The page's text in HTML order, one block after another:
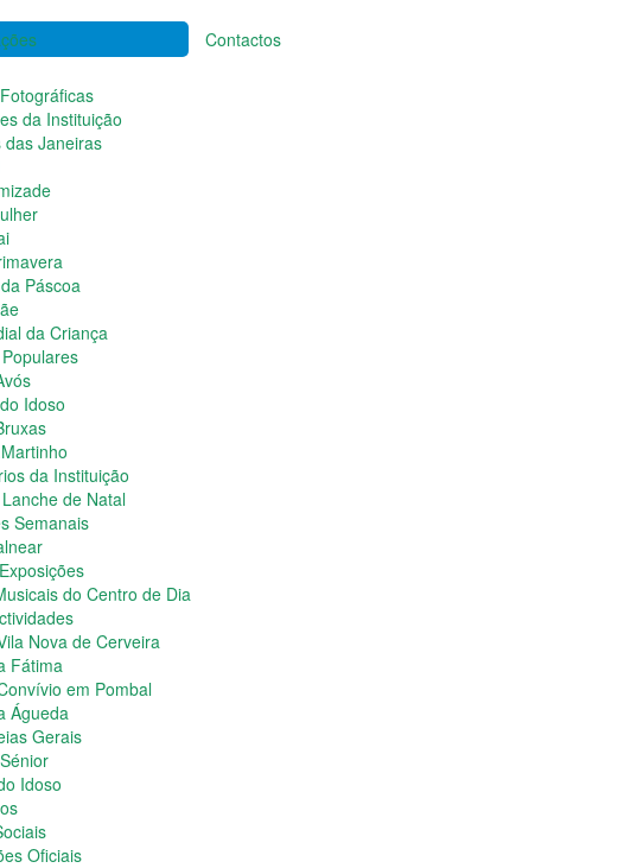
da Instituição
das Janeiras
Páscoa
da Criança
Idoso
da Instituição
de Natal
Semanais
do Centro de Dia
Nova de Cerveira
Fátima
em Pombal
Águeda
Gerais
Idoso
Oficiais
Contactos